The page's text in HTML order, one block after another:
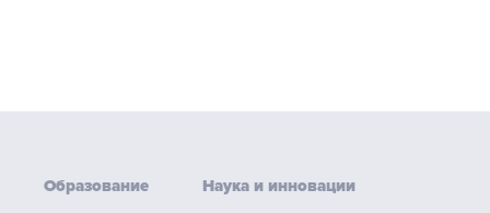
Образование Наука и инновации